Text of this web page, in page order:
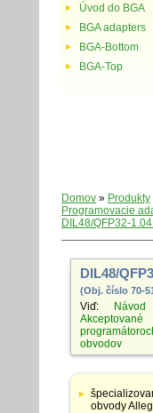
Úvod do BGA
BGA adapters
BGA-Bottom
BGA-Top
Domov » Produkty
Programovacie
DIL48/QFP32-
DIL48/
(Obj. číslo 70-
Viď:
obvodov
Tabuľka
so
špecifikáciami
obvody